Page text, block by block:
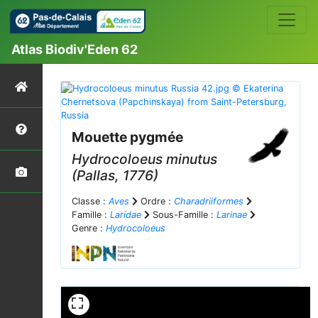
Atlas Biodiv'Eden 62
Mouette pygmée
Hydrocoloeus minutus
(Pallas, 1776)
Classe : Aves Ordre : Charadriiformes
Famille : Laridae Sous-Famille : Larinae
Genre : Hydrocoloeus